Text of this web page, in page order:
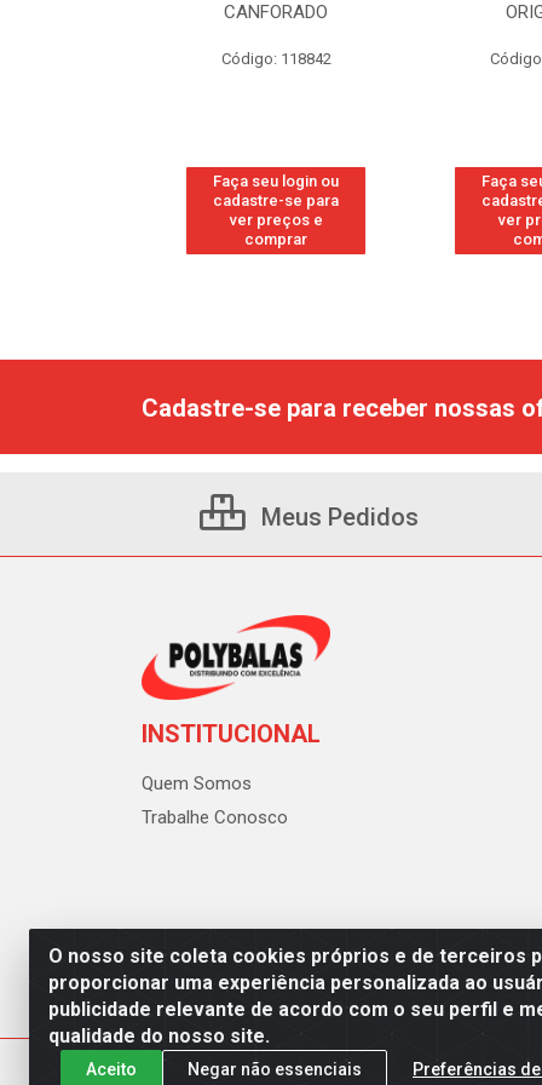
CANFORADO
Código: 118842
Faça seu login ou
cadastre-se para
ver preços e
comprar
Faça
ver
O nosso site coleta cookies próprios e de terceiros
proporcionar uma experiência personalizada ao
publicidade relevante de acordo com o seu perfil e
qualidade do nosso site.
Aceito Negar não essenciais Preferências
Cadastre-se para receber nossas
Meus Pedidos
INSTITUCIONAL
Quem Somos
Trabalhe Conosco
Polybalas - Rua João Miguel